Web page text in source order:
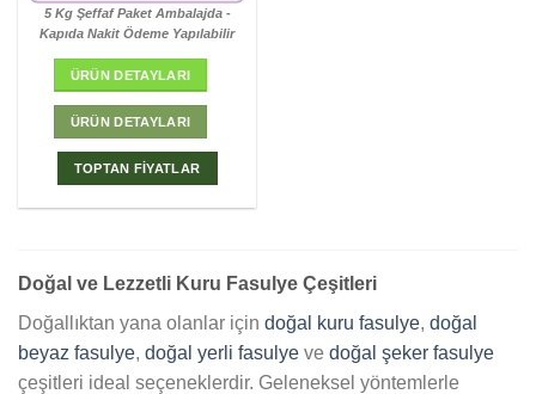
5 Kg Şeffaf Paket Ambalajda -
Kapıda Nakit Ödeme Yapılabilir
ÜRÜN DETAYLARI
ÜRÜN DETAYLARI
TOPTAN FİYATLAR
Doğal ve Lezzetli Kuru Fasulye Çeşitleri
Doğallıktan yana olanlar için doğal kuru fasulye, doğal
beyaz fasulye, doğal yerli fasulye ve doğal şeker fasulye
çeşitleri ideal seçeneklerdir. Geleneksel yöntemlerle